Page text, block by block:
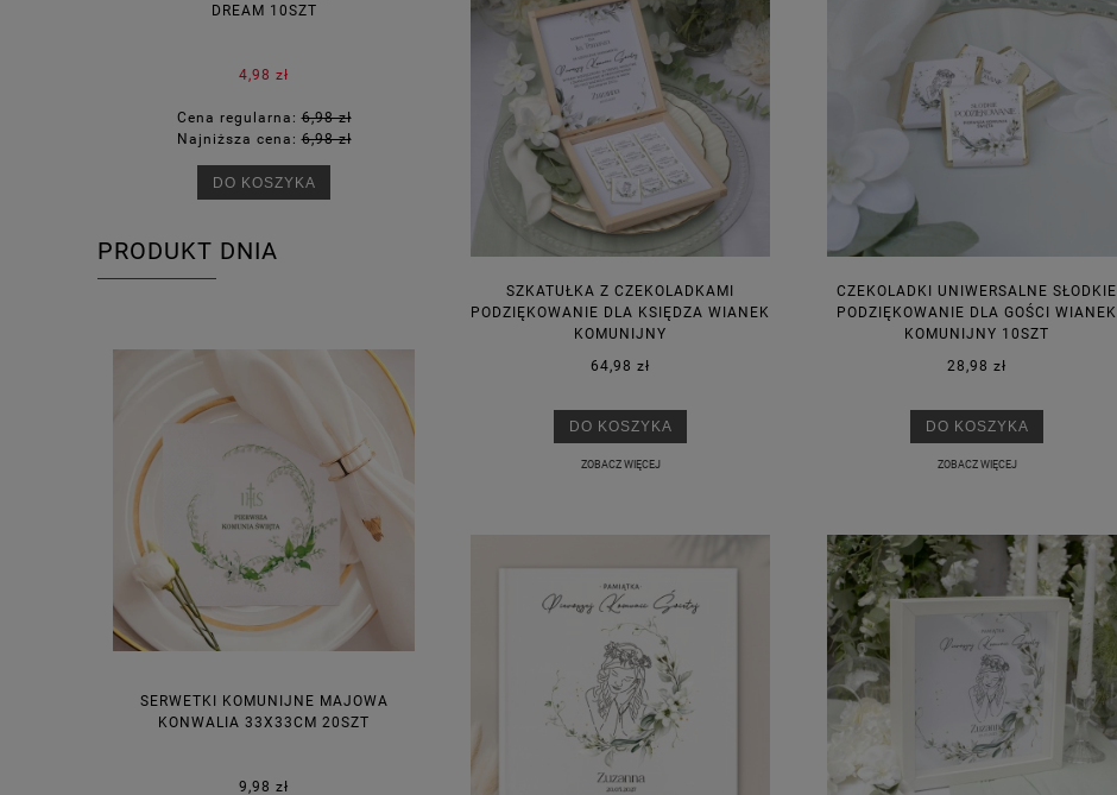
DREAM 10SZT
4,98 zł
Cena regularna:6,98 zł
Najniższa cena:6,98 zł
DO KOSZYKA
KORONKA KWADRAT 10SZT
6,98 zł
Cena regularna:9,98 zł
Najniższa cena:
3,00 zł
DO KOSZYKA
4,30 zł
Cena regularna:7,30 zł
Najniższa cena:7,30 zł
PRODUKT DNIA
SERWETKI KOMUNIJNE MAJOWA
KONWALIA 33X33CM 20SZT
9,98 zł
SZKATUŁKA Z CZEKOLADKAMI
PODZIĘKOWANIE DLA KSIĘDZA WIANEK
KOMUNIJNY
64,98 zł
DO KOSZYKA
ZOBACZ WIĘCEJ
CZEKOLADKI UNIWERSALNE SŁODKIE
PODZIĘKOWANIE DLA GOŚCI WIANEK
KOMUNIJNY 10SZT
28,98 zł
DO KOSZYKA
ZOBACZ WIĘCEJ